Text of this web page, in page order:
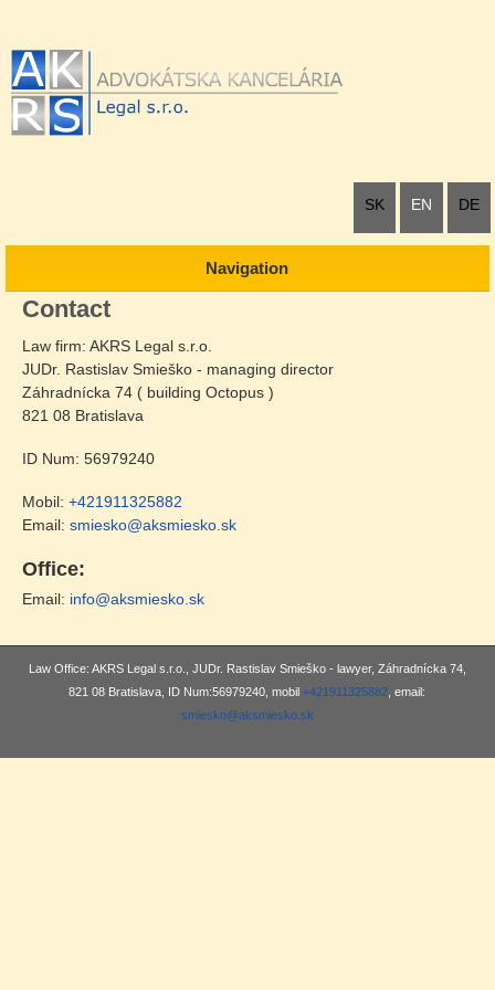
SK EN DE
Navigation
Contact
Law firm: AKRS Legal s.r.o.
JUDr. Rastislav Smieško - managing director
Záhradnícka 74 ( building Octopus )
821 08 Bratislava
ID Num: 56979240
Mobil: +421911325882
Email: smiesko@aksmiesko.sk
Office:
Email: info@aksmiesko.sk
Law Office: AKRS Legal s.r.o., JUDr. Rastislav Smieško - lawyer, Záhradnícka 74,
821 08 Bratislava, ID Num:56979240, mobil+421911325882 , email:
smiesko@aksmiesko.sk